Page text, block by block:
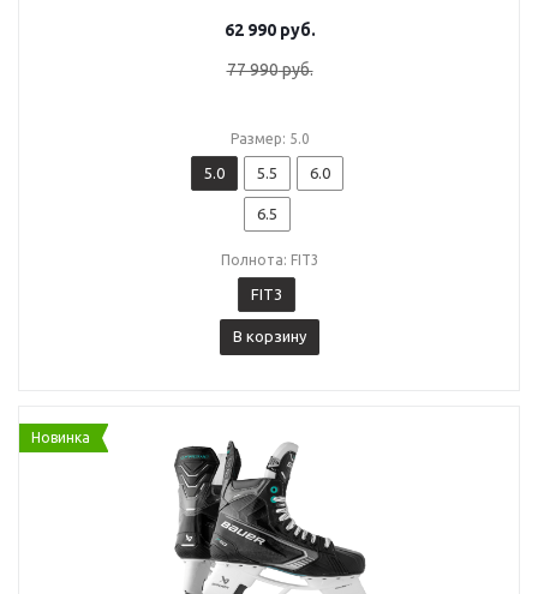
62 990руб.
77 990руб.
Размер: 5.0
5.0 5.5 6.0
6.5
Полнота: FIT3
FIT3
В корзину
Новинка